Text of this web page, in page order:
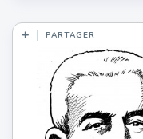
PARTAGER